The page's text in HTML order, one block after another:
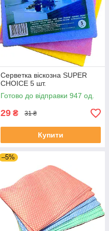
Серветка віскозна SUPER
CHOICE 5 шт.
Готово до відправки 947 од.
29 ₴ 31 ₴
Купити
–5%